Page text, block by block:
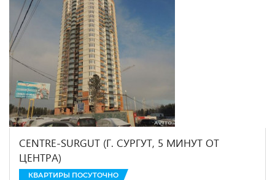
CENTRE-SURGUT (Г. СУРГУТ, 5 МИНУТ ОТ
ЦЕНТРА)
КВАРТИРЫ ПОСУТОЧНО